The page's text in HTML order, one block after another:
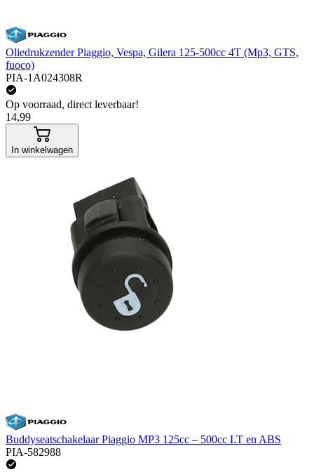
Oliedrukzender Piaggio, Vespa, Gilera 125-500cc 4T (Mp3, GTS,
fuoco)
PIA-1A024308R
Op voorraad, direct leverbaar!
14,99
In winkelwagen
Buddyseatschakelaar Piaggio MP3 125cc – 500cc LT en ABS
PIA-582988